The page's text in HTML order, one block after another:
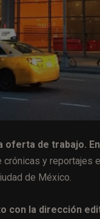
oferta de trabajo.
crónicas y
de México.
con la dirección